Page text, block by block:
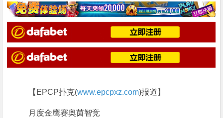
【EPCP扑克(www.epcpxz.com)报道】
月度金鹰赛奥茵智竞